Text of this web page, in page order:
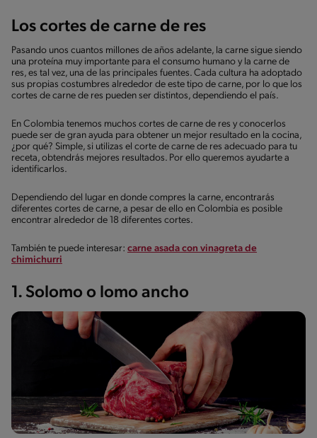
Los cortes de carne de res
Pasando unos cuantos millones de años adelante, la carne sigue siendo
una proteína muy importante para el consumo humano y la carne de
res, es tal vez, una de las principales fuentes. Cada cultura ha adoptado
sus propias costumbres alrededor de este tipo de carne, por lo que los
cortes de carne de res pueden ser distintos, dependiendo el país.
En Colombia tenemos muchos cortes de carne de res y conocerlos
puede ser de gran ayuda para obtener un mejor resultado en la cocina,
¿por qué? Simple, si utilizas el corte de carne de res adecuado para tu
receta, obtendrás mejores resultados. Por ello queremos ayudarte a
identificarlos.
Dependiendo del lugar en donde compres la carne, encontrarás
diferentes cortes de carne, a pesar de ello en Colombia es posible
encontrar alrededor de 18 diferentes cortes.
También te puede interesar: carne asada con vinagreta de
chimichurri
1. Solomo o lomo ancho